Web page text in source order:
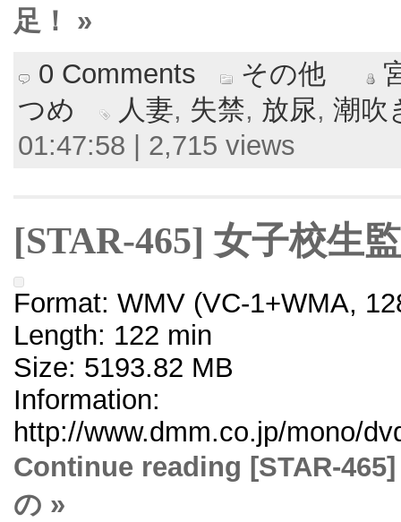
足！ »
0 Comments
その他
つめ
人妻, 失禁, 放尿, 潮吹
01:47:58 | 2,715 views
[STAR-465] 女子校生
Format: WMV (VC-1+WMA,
Length: 122 min
Size: 5193.82 MB
Information:
http://www.dmm.co.jp/mono/
Continue reading [STAR-
の »